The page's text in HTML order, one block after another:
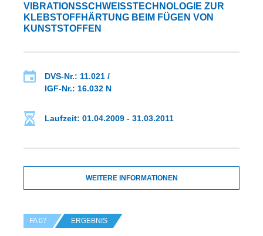
VIBRATIONSSCHWEISSTECHNOLOGIE ZUR K
LEBSTOFFHÄRTUNG BEIM FÜGEN VON K
UNSTSTOFFEN
DVS-Nr.: 11.021 /
IGF-Nr.: 16.032 N
Laufzeit: 01.04.2009 - 31.03.2011
WEITERE INFORMATIONEN
FA 07 ERGEBNIS